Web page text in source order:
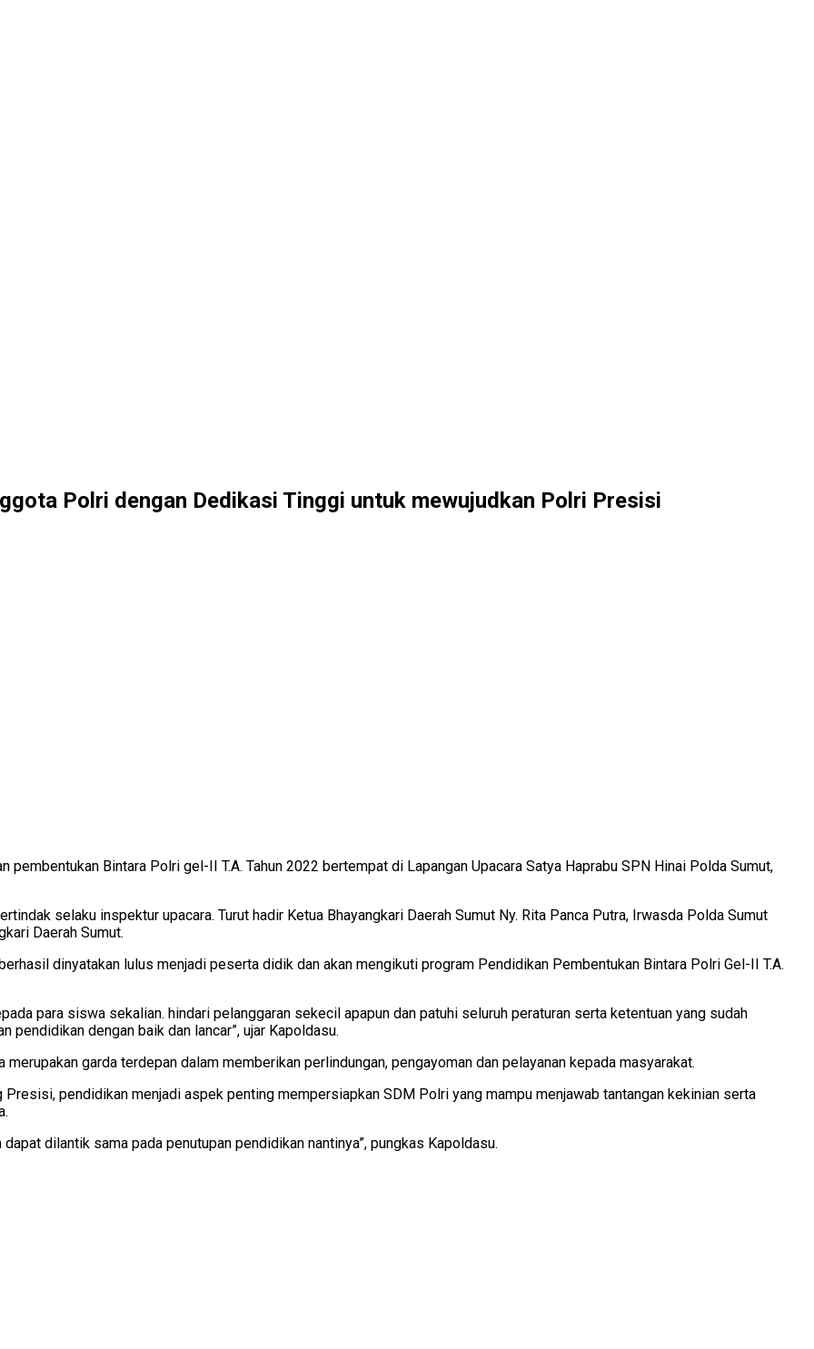
Polri dengan Dedikasi Tinggi untuk mewujudkan Polri Presisi
Bintara Polri gel-II T.A. Tahun 2022 bertempat di Lapangan Upacara Satya Haprabu SPN Hinai Polda Sumut,
selaku inspektur upacara. Turut hadir Ketua Bhayangkari Daerah Sumut Ny. Rita Panca Putra, Irwasda Polda Sumut
Daerah Sumut.
dinyatakan lulus menjadi peserta didik dan akan mengikuti program Pendidikan Pembentukan Bintara Polri Gel-II T.A.
para siswa sekalian. hindari pelanggaran sekecil apapun dan patuhi seluruh peraturan serta ketentuan yang sudah
dengan baik dan lancar”, ujar Kapoldasu.
garda terdepan dalam memberikan perlindungan, pengayoman dan pelayanan kepada masyarakat.
pendidikan menjadi aspek penting mempersiapkan SDM Polri yang mampu menjawab tantangan kekinian serta
dilantik sama pada penutupan pendidikan nantinya”, pungkas Kapoldasu.